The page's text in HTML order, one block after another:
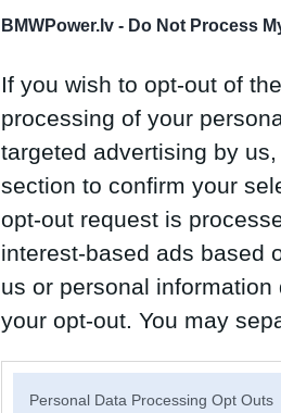
BMWPower.lv - Do Not Process
If you wish to opt-out of
processing of your
targeted advertising by
section to confirm your
opt-out request is
interest-based ads based
us or personal
your opt-out. You may
Personal Data Processing Opt Outs